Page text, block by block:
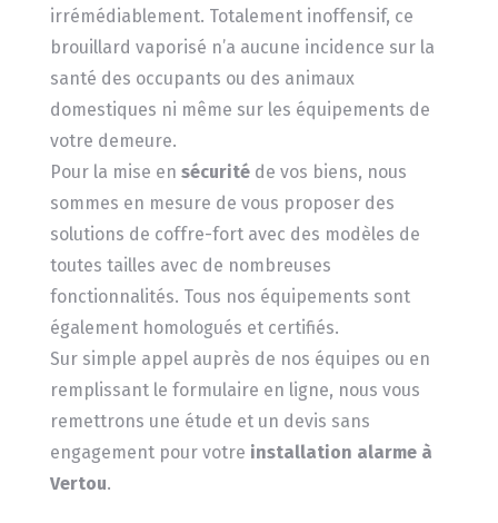
irrémédiablement. Totalement inoffensif, ce
brouillard vaporisé n’a aucune incidence sur la
santé des occupants ou des animaux
domestiques ni même sur les équipements de
votre demeure.
Pour la mise en sécuritéde vos biens, nous
sommes en mesure de vous proposer des
solutions de coffre-fort avec des modèles de
toutes tailles avec de nombreuses
fonctionnalités. Tous nos équipements sont
également homologués et certifiés.
Sur simple appel auprès de nos équipes ou en
remplissant le formulaire en ligne, nous vous
remettrons une étude et un devis sans
engagement pour votre installation alarme à
Vertou.